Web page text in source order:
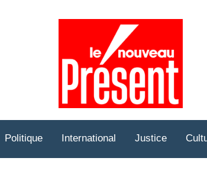
Politique International Justice